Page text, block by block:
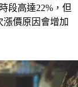
段高達22%，但
價原因會增加